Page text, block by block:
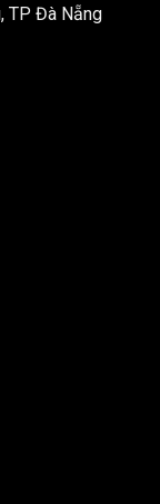
TP Đà Nẵng